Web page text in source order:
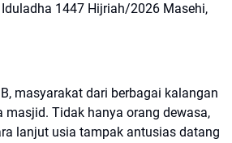
1447 Hijriah/2026 Masehi,
masyarakat dari berbagai kalangan
masjid. Tidak hanya orang dewasa,
lanjut usia tampak antusias datang